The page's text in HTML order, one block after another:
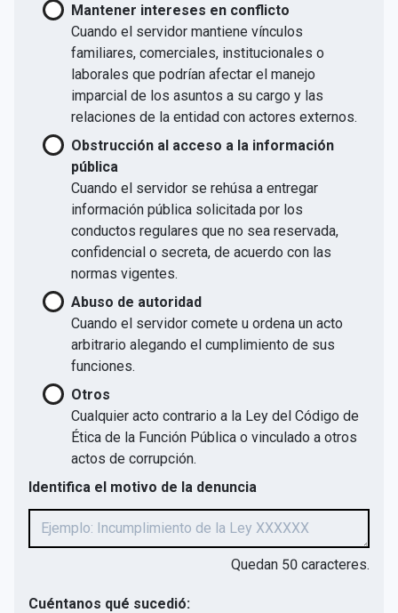
Mantener intereses en conflicto
Cuando el servidor mantiene vínculos
familiares, comerciales, institucionales o
laborales que podrían afectar el manejo
imparcial de los asuntos a su cargo y las
relaciones de la entidad con actores externos.
Obstrucción al acceso a la información
pública
Cuando el servidor se rehúsa a entregar
información pública solicitada por los
conductos regulares que no sea reservada,
confidencial o secreta, de acuerdo con las
normas vigentes.
Abuso de autoridad
Cuando el servidor comete u ordena un acto
arbitrario alegando el cumplimiento de sus
funciones.
Otros
Cualquier acto contrario a la Ley del Código de
Ética de la Función Pública o vinculado a otros
actos de corrupción.
Identifica el motivo de la denuncia
Quedan 50 caracteres.
Cuéntanos qué sucedió: